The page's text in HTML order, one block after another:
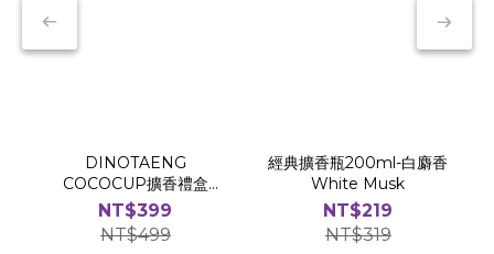
DINOTAENG
COCOCUP擴香禮盒
(120ml/兩入組)
NT$399
NT$499
經典擴香瓶200ml-白麝香
White Musk
NT$219
NT$319